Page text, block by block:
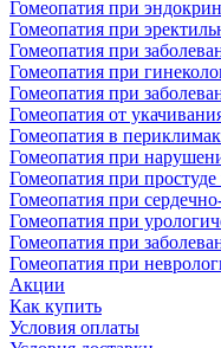
Гомеопатия при
Гомеопатия при
Гомеопатия при
Гомеопатия при
Гомеопатия при
Гомеопатия от
Гомеопатия в
Гомеопатия при
Гомеопатия при
Гомеопатия при
Гомеопатия при
Гомеопатия при
Гомеопатия при
Акции
Как купить
Условия оплаты